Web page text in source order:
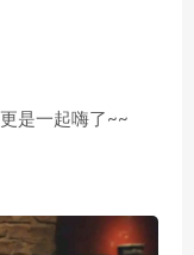
是一起嗨了~~